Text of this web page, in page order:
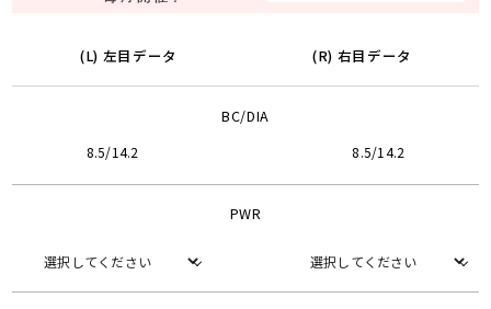
(L) 左目データ (R) 右目データ
BC/DIA
8.5/14.2 8.5/14.2
PWR